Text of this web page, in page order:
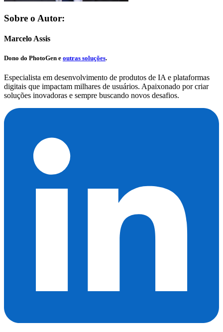
Sobre o Autor:
Marcelo Assis
Dono do PhotoGen e outras soluções.
Especialista em desenvolvimento de produtos de IA e plataformas
digitais que impactam milhares de usuários. Apaixonado por criar
soluções inovadoras e sempre buscando novos desafios.